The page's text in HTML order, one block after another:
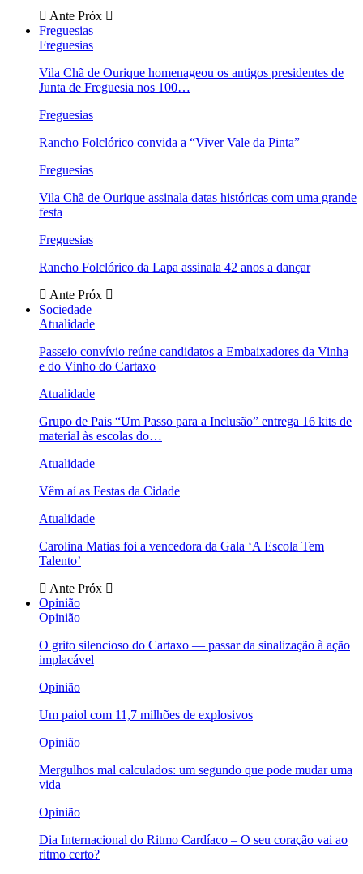
Ante Próx
Freguesias
Freguesias
Vila Chã de Ourique homenageou os antigos presidentes de
Junta de Freguesia nos 100…
Freguesias
Rancho Folclórico convida a “Viver Vale da Pinta”
Freguesias
Vila Chã de Ourique assinala datas históricas com uma grande
festa
Freguesias
Rancho Folclórico da Lapa assinala 42 anos a dançar
Ante Próx
Sociedade
Atualidade
Passeio convívio reúne candidatos a Embaixadores da Vinha
e do Vinho do Cartaxo
Atualidade
Grupo de Pais “Um Passo para a Inclusão” entrega 16 kits de
material às escolas do…
Atualidade
Vêm aí as Festas da Cidade
Atualidade
Carolina Matias foi a vencedora da Gala ‘A Escola Tem
Talento’
Ante Próx
Opinião
Opinião
O grito silencioso do Cartaxo — passar da sinalização à ação
implacável
Opinião
Um paiol com 11,7 milhões de explosivos
Opinião
Mergulhos mal calculados: um segundo que pode mudar uma
vida
Opinião
Dia Internacional do Ritmo Cardíaco – O seu coração vai ao
ritmo certo?